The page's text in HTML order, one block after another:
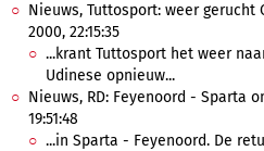
Nieuws, Tuttosport: weer gerucht
2000, 22:15:35
...krant Tuttosport het weer
Udinese opnieuw...
Nieuws, RD: Feyenoord - Sparta
19:51:48
...in Sparta - Feyenoord. De